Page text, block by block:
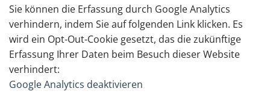
Sie können die Erfassung durch Google Analytics
verhindern, indem Sie auf folgenden Link klicken. Es
wird ein Opt-Out-Cookie gesetzt, das die zukünftige
Erfassung Ihrer Daten beim Besuch dieser Website
verhindert:
Google Analytics deaktivieren